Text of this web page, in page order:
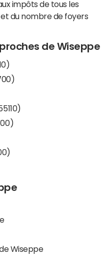
impôts de tous les
du nombre de foyers
de Wiseppe
Wiseppe